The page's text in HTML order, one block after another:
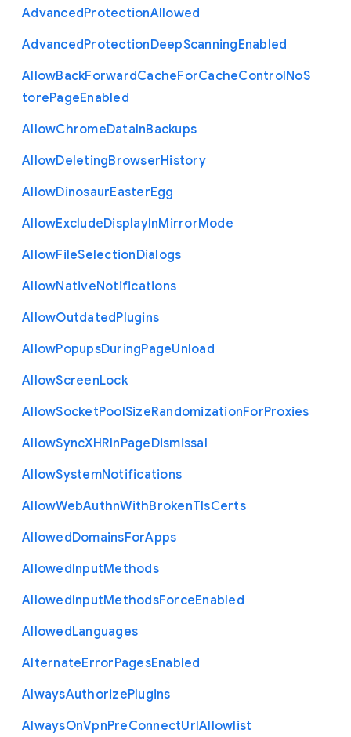
AdvancedProtectionAllowed
AdvancedProtectionDeepScanningEnabled
AllowBackForwardCacheForCacheControlNoS
torePageEnabled
AllowChromeDataInBackups
AllowDeletingBrowserHistory
AllowDinosaurEasterEgg
AllowExcludeDisplayInMirrorMode
AllowFileSelectionDialogs
AllowNativeNotifications
AllowOutdatedPlugins
AllowPopupsDuringPageUnload
AllowScreenLock
AllowSocketPoolSizeRandomizationForProxies
AllowSyncXHRInPageDismissal
AllowSystemNotifications
AllowWebAuthnWithBrokenTlsCerts
AllowedDomainsForApps
AllowedInputMethods
AllowedInputMethodsForceEnabled
AllowedLanguages
AlternateErrorPagesEnabled
AlwaysAuthorizePlugins
AlwaysOnVpnPreConnectUrlAllowlist